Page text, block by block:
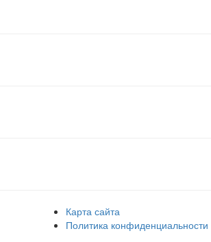
Карта сайта
Политика конфиденциальности